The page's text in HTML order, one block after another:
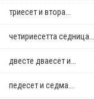
триесет и втора...
четириесетта седница...
двестe дваесет и...
педесет и седма...